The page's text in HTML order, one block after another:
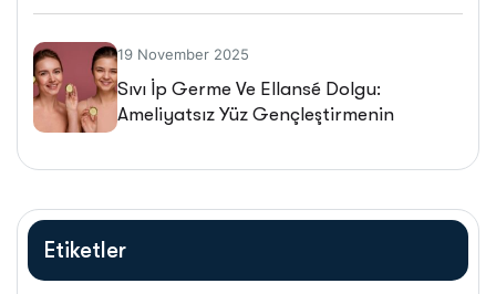
19 November 2025
Sıvı İp Germe Ve Ellansé Dolgu:
Ameliyatsız Yüz Gençleştirmenin
Etiketler